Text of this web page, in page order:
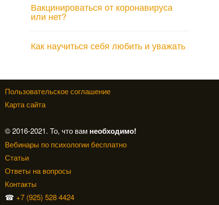
Вакцинироваться от коронавируса
или нет?
Как научиться себя любить и уважать
Пользовательское соглашение
Карта сайта
© 2016-2021. То, что вам необходимо!
Вебинары по психологии бесплатно
Статьи
Ответы на вопросы
Контакты
☎ +7 (925) 528 4424